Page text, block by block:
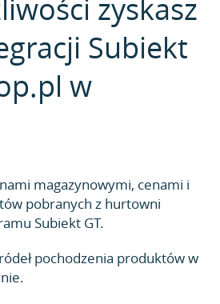
zyskasz
Subiekt
w
magazynowymi, cenami i
pobranych z hurtowni
Subiekt GT.
pochodzenia produktów w